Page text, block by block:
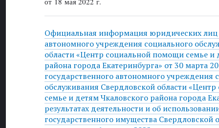
Официальная информация юридических лиц
автономного учреждения социального
области «Центр социальной помощи семье и
района города Екатеринбурга» от 30 марта
государственного автономного учреждения
обслуживания Свердловской области
семье и детям Чкаловского района города
результатах деятельности и об
государственного имущества Свердловской